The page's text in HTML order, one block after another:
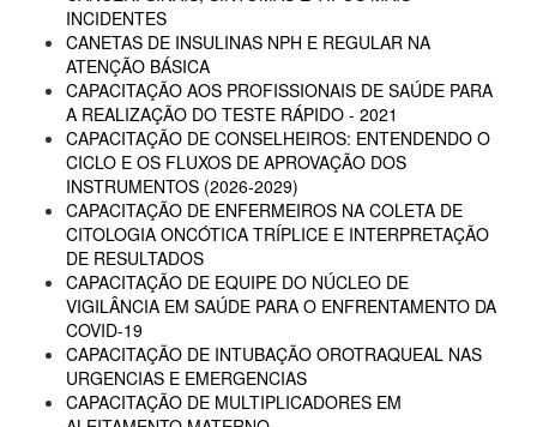
INCIDENTES
CANETAS DE INSULINAS NPH E REGULAR NA
ATENÇÃO BÁSICA
CAPACITAÇÃO AOS PROFISSIONAIS DE SAÚDE PARA
A REALIZAÇÃO DO TESTE RÁPIDO - 2021
CAPACITAÇÃO DE CONSELHEIROS: ENTENDENDO O
CICLO E OS FLUXOS DE APROVAÇÃO DOS
INSTRUMENTOS (2026-2029)
CAPACITAÇÃO DE ENFERMEIROS NA COLETA DE
CITOLOGIA ONCÓTICA TRÍPLICE E INTERPRETAÇÃO
DE RESULTADOS
CAPACITAÇÃO DE EQUIPE DO NÚCLEO DE
VIGILÂNCIA EM SAÚDE PARA O ENFRENTAMENTO DA
COVID-19
CAPACITAÇÃO DE INTUBAÇÃO OROTRAQUEAL NAS
URGENCIAS E EMERGENCIAS
CAPACITAÇÃO DE MULTIPLICADORES EM